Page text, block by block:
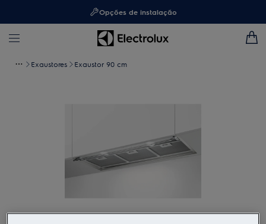
Opções de instalação
Exaustores Exaustor 90 cm